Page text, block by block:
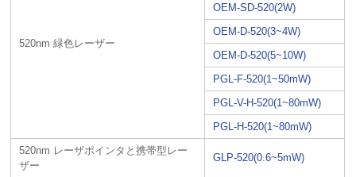
520nm 緑色レーザー
OEM-SD-520(2W)
OEM-D-520(3~4W)
OEM-D-520(5~10W)
PGL-F-520(1~50mW)
PGL-V-H-520(1~80mW)
PGL-H-520(1~80mW)
520nm レーザポインタと携帯型レー
ザー
GLP-520(0.6~5mW)